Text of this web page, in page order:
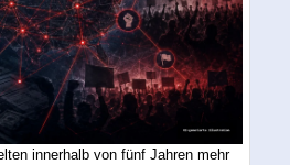
innerhalb von fünf Jahren mehr